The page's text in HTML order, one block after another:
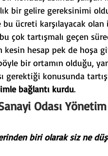
bir gelire gereksinimi
bu ücreti karşılayacak olan
çok tartışmalı geçen
kesin hesap pek de hoşa
bir ortamın olduğu,
gerektiği konusunda
bağlantı kurdu.
Odası
biri olarak siz ne